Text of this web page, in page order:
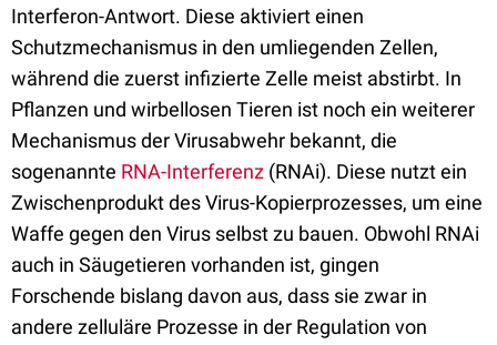
Interferon-Antwort. Diese aktiviert einen
Schutzmechanismus in den umliegenden Zellen,
während die zuerst infizierte Zelle meist abstirbt. In
Pflanzen und wirbellosen Tieren ist noch ein weiterer
Mechanismus der Virusabwehr bekannt, die
sogenannte RNA-Interferenz (RNAi). Diese nutzt ein
Zwischenprodukt des Virus-Kopierprozesses, um eine
Waffe gegen den Virus selbst zu bauen. Obwohl RNAi
auch in Säugetieren vorhanden ist, gingen
Forschende bislang davon aus, dass sie zwar in
andere zelluläre Prozesse in der Regulation von